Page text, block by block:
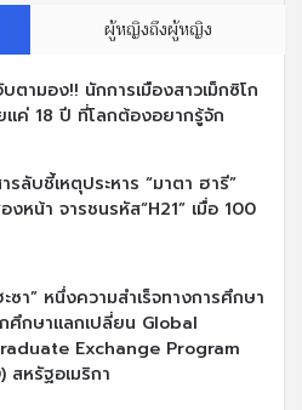
ผู้หญิงถึงผู้หญิง
บตามอง!! นักการเมืองสาวเม็กซิโก
แค่ 18 ปี ที่โลกต้องอยากรู้จัก
รลับชี้เหตุประหาร “มาตา ฮารี”
งหน้า จารชนรหัส“H21” เมื่อ 100
ซา” หนึ่งความสำเร็จทางการศึกษา
ศึกษาแลกเปลี่ยน Global
Exchange Program
สหรัฐอเมริกา